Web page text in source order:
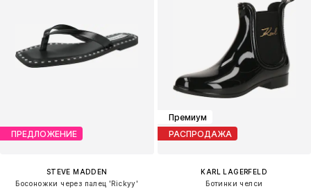
ПРЕДЛОЖЕНИЕ
STEVE MADDEN
Босоножки через палец 'Rickyy'
Премиум
РАСПРОДАЖА
KARL LAGERFELD
Ботинки челси